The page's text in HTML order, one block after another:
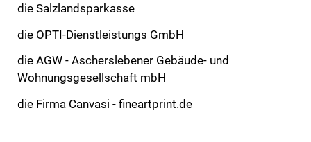
die Salzlandsparkasse
die OPTI-Dienstleistungs GmbH
die AGW - Ascherslebener Gebäude- und
Wohnungsgesellschaft mbH
die Firma Canvasi - fineartprint.de